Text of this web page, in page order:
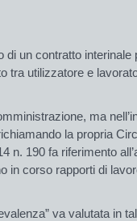
di un contratto
tra utilizzatore e
ma
la propria
190 fa riferimento
in corso rapporti di
va valutata in